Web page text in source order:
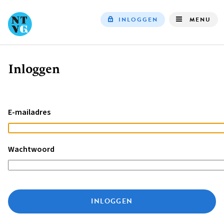
INLOGGEN MENU
Kruimelpad
Inloggen
E-mailadres
Wachtwoord
INLOGGEN